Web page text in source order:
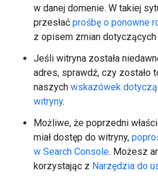
w danej domenie. W takiej
przesłać prośbę o ponowne
z opisem zmian dotyczących
Jeśli witryna została
adres, sprawdź, czy zostało
naszych wskazówek
witryny.
Możliwe, że poprzedni
miał dostęp do witryny,
w Search Console. Możesz
korzystając z Narzędzia do